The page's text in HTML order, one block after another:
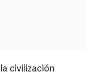
civilización